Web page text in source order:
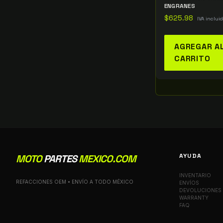
ENGRANES
$625.98 IVA
AGREGAR
CARRITO
MOTOPARTESMEXICO.COM
REFACCIONES OEM • ENVÍO A TODO MÉXICO
AYUDA
INVENTARIO
ENVÍOS
DEVOLUCIONES
WARRANTY
FAQ